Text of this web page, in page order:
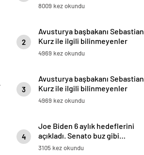
8009 kez okundu
2
Avusturya başbakanı Sebastian
Kurz ile ilgili bilinmeyenler
4969 kez okundu
3
Avusturya başbakanı Sebastian
Kurz ile ilgili bilinmeyenler
4969 kez okundu
4
Joe Biden 6 aylık hedeflerini
açıkladı. Senato buz gibi…
3105 kez okundu